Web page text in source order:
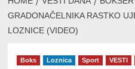
GRADONAČELNIKA RASTKO
LOZNICE (VIDEO)
Boks Loznica Sport VESTI